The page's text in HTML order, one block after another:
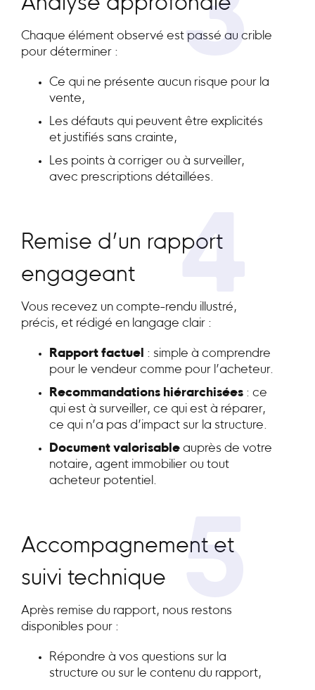
3
Analyse approfondie
Chaque élément observé est passé au crible
pour déterminer :
Ce qui ne présente aucun risque pour la
vente,
Les défauts qui peuvent être explicités
et justifiés sans crainte,
Les points à corriger ou à surveiller,
avec prescriptions détaillées.
4
Remise d’un rapport
engageant
Vous recevez un compte-rendu illustré,
précis, et rédigé en langage clair :
Rapport factuel : simple à comprendre
pour le vendeur comme pour l’acheteur.
Recommandations hiérarchisées : ce
qui est à surveiller, ce qui est à réparer,
ce qui n’a pas d’impact sur la structure.
Document valorisable auprès de votre
notaire, agent immobilier ou tout
acheteur potentiel.
5
Accompagnement et
suivi technique
Après remise du rapport, nous restons
disponibles pour :
Répondre à vos questions sur la
structure ou sur le contenu du rapport,